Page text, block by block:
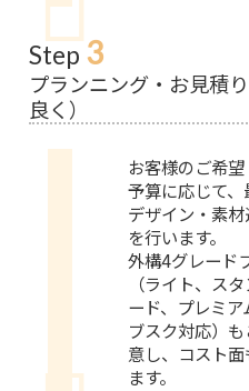
Step 3
プランニング・お見積
良く）
お客様のご希
予算に応じて、
デザイン・素材
を行います。
外構4グレード
（ライト、ス
ード、プレミア
ブスク対応）も
意し、コスト
ます。